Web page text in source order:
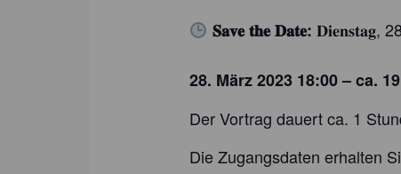
𝐒𝐚𝐯𝐞 𝐭𝐡𝐞 𝐃𝐚𝐭𝐞: 𝐃𝐢𝐞𝐧𝐬𝐭𝐚𝐠,
28. März 2023 18:00 – ca.
Der Vortrag dauert ca. 1
Die Zugangsdaten erhalten